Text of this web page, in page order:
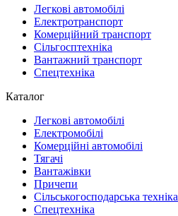
Легкові автомобілі
Електротранспорт
Комерційний транспорт
Сільгосптехніка
Вантажний транспорт
Спецтехніка
Каталог
Легкові автомобілі
Електромобілі
Комерційні автомобілі
Тягачі
Вантажівки
Причепи
Сільськогосподарська техніка
Спецтехніка